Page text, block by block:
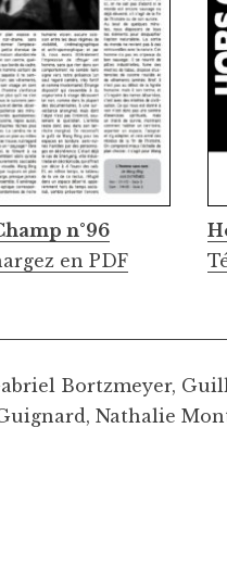
n°96
en PDF
Bortzmeyer,
Nathalie